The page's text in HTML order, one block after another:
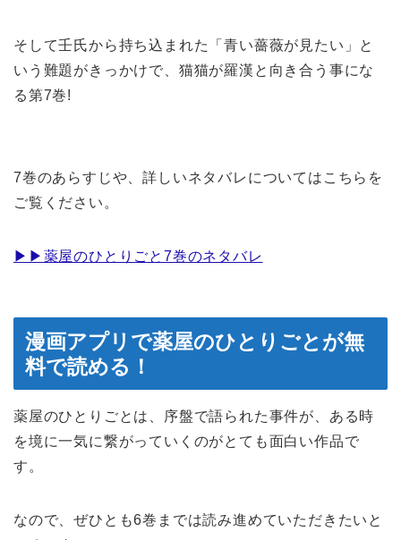
そして壬氏から持ち込まれた「青い薔薇が見たい」と
いう難題がきっかけで、猫猫が羅漢と向き合う事にな
る第7巻!
7巻のあらすじや、詳しいネタバレについてはこちらを
ご覧ください。
▶︎▶︎薬屋のひとりごと7巻のネタバレ
漫画アプリで薬屋のひとりごとが無
料で読める！
薬屋のひとりごとは、序盤で語られた事件が、ある時
を境に一気に繋がっていくのがとても面白い作品で
す。
なので、ぜひとも6巻までは読み進めていただきたいと